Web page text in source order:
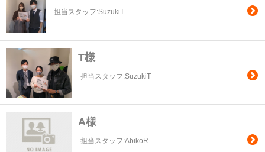
担当スタッフ:SuzukiT
T様
担当スタッフ:SuzukiT
A様
担当スタッフ:AbikoR